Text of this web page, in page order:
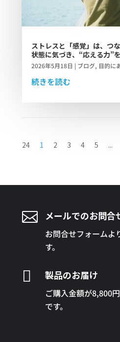
ストレスと「感覚」は、つ
状態に気づき、“応える力”
2026年5月18日 | ブログ, 目的に
続きを読む
24
1 2 3 4 5 ...
 メールでのお問合
お問合せフォームよ
す。
 製品のお届け
ご購入金額が8,800
です。